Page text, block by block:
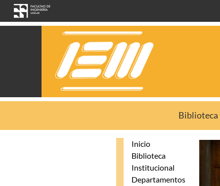
Pasar al contenido principal
Biblioteca
Inicio
Biblioteca
Institucional
Departamentos